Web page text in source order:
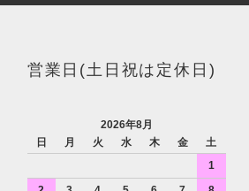
営業日(土日祝は定休日)
2026年8月
日
月 火 水 木 金
土
1